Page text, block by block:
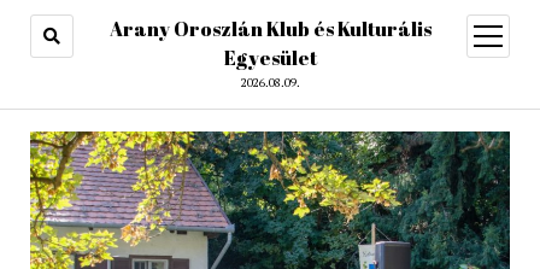
Arany Oroszlán Klub és Kulturális
Egyesület
2026.08.09.
open
menu